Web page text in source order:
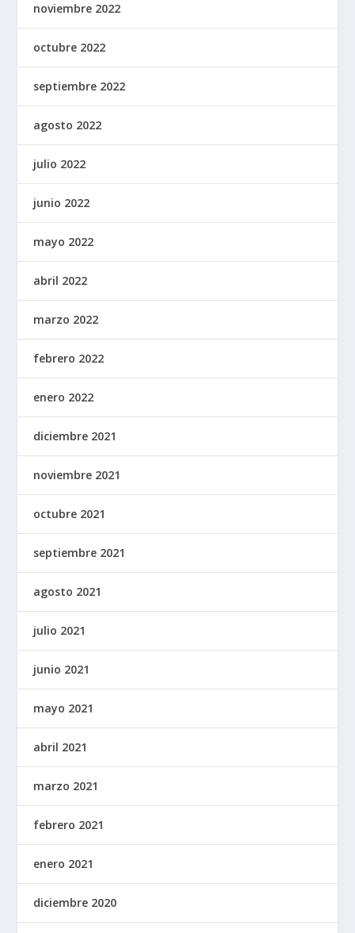
noviembre 2022
octubre 2022
septiembre 2022
agosto 2022
julio 2022
junio 2022
mayo 2022
abril 2022
marzo 2022
febrero 2022
enero 2022
diciembre 2021
noviembre 2021
octubre 2021
septiembre 2021
agosto 2021
julio 2021
junio 2021
mayo 2021
abril 2021
marzo 2021
febrero 2021
enero 2021
diciembre 2020